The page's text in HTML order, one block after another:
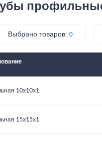
Выбрано товаров: 0
10х10х1
15х15х1